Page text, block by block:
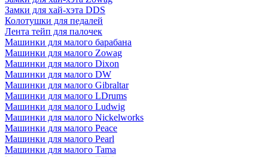
Замки для хай-хэта DDS
Колотушки для педалей
Лента тейп для палочек
Машинки для малого барабана
Машинки для малого Zowag
Машинки для малого Dixon
Машинки для малого DW
Машинки для малого Gibraltar
Машинки для малого LDrums
Машинки для малого Ludwig
Машинки для малого Nickelworks
Машинки для малого Peace
Машинки для малого Pearl
Машинки для малого Tama